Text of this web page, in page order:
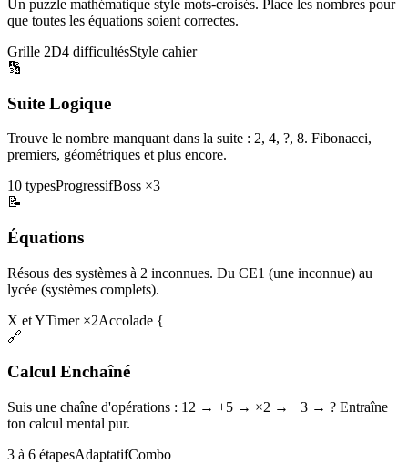
Un puzzle mathématique style mots-croisés. Place les nombres pour
que toutes les équations soient correctes.
Grille 2D4 difficultésStyle cahier
🔢
Suite Logique
Trouve le nombre manquant dans la suite : 2, 4, ?, 8. Fibonacci,
premiers, géométriques et plus encore.
10 typesProgressifBoss ×3
📝
Équations
Résous des systèmes à 2 inconnues. Du CE1 (une inconnue) au
lycée (systèmes complets).
X et YTimer ×2Accolade {
🔗
Calcul Enchaîné
Suis une chaîne d'opérations : 12 → +5 → ×2 → −3 → ? Entraîne
ton calcul mental pur.
3 à 6 étapesAdaptatifCombo